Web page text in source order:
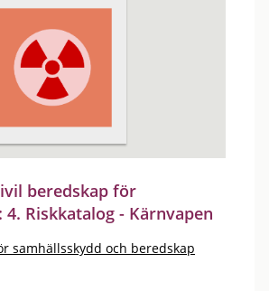
beredskap för
Riskkatalog - Kärnvapen
samhällsskydd och beredskap